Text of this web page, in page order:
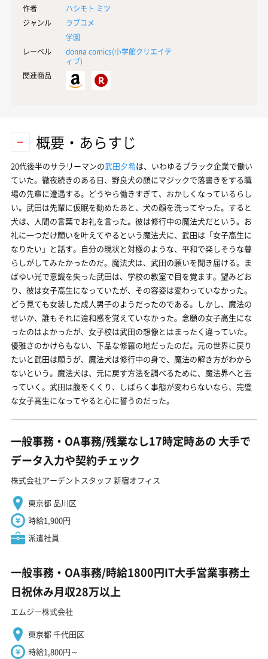
作者
ハシモト ミツ
ジャンル
ラブコメ
学園
レーベル
donna comics(小学館クリエイテ
ィブ)
関連商品
概要・あらすじ
20代後半のサラリーマンの武田夕希は、いわゆるブラック企業で働い
ていた。徹夜続きのある日、野良犬の顔にマジックで落書きをする職
場の先輩に遭遇する。どうやら働きすぎて、おかしくなっているらし
い。武田は先輩に仮眠を勧めたあと、犬の顔を洗ってやった。すると
犬は、人間の言葉でお礼を言った。彼は修行中の魔法犬だという。お
礼に一つだけ願いを叶えてやるという魔法犬に、武田は「女子高生に
なりたい」と話す。自分の現状と対極のような、平和で楽しそうな暮
らしがしてみたかったのだ。魔法犬は、武田の願いを聞き届ける。ま
ばゆい光で意識を失った武田は、学校の教室で目を覚ます。望みどお
り、彼は女子高生になっていたが、その容姿は変わっていなかった。
どう見ても女装した成人男子のようだったのである。しかし、魔法の
せいか、誰もそれに違和感を覚えていなかった。念願の女子高生にな
ったのはよかったが、女子校は武田の想像とはまったく違っていた。
優雅さのかけらもない、下品な修羅の地だったのだ。元の世界に戻り
たいと武田は願うが、魔法犬は修行中の身で、魔法の解き方がわから
ないという。魔法犬は、元に戻す方法を調べるために、魔法界へと去
っていく。武田は腹をくくり、しばらく事態が変わらないなら、完璧
な女子高生になってやると心に誓うのだった。
一般事務・OA事務/残業なし17時定時あの 大手で
データ入力や契約チェック
株式会社アーデントスタッフ 新宿オフィス
東京都 品川区
時給1,900円
派遣社員
一般事務・OA事務/時給1800円IT大手営業事務土
日祝休み月収28万以上
エムジー株式会社
東京都 千代田区
時給1,800円～